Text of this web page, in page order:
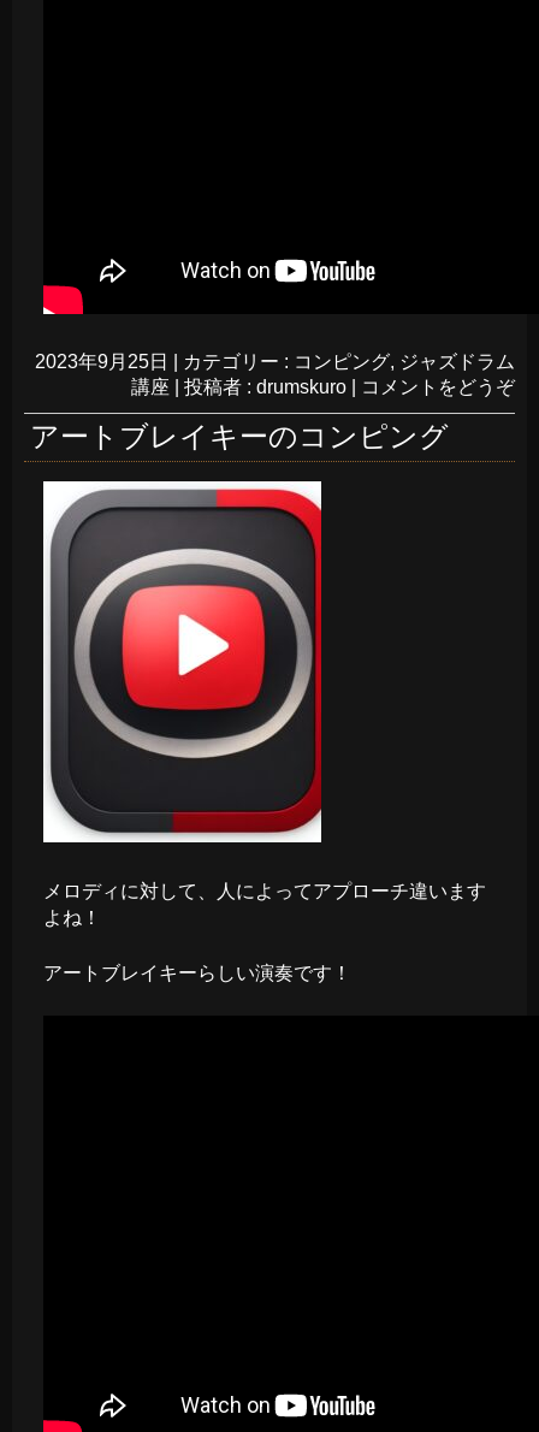
2023年9月25日 カテゴリー : コンピング, ジャズドラム
講座
投稿者 : drumskuro コメントをどうぞ
アートブレイキーのコンピング
メロディに対して、人によってアプローチ違います
よね！
アートブレイキーらしい演奏です！